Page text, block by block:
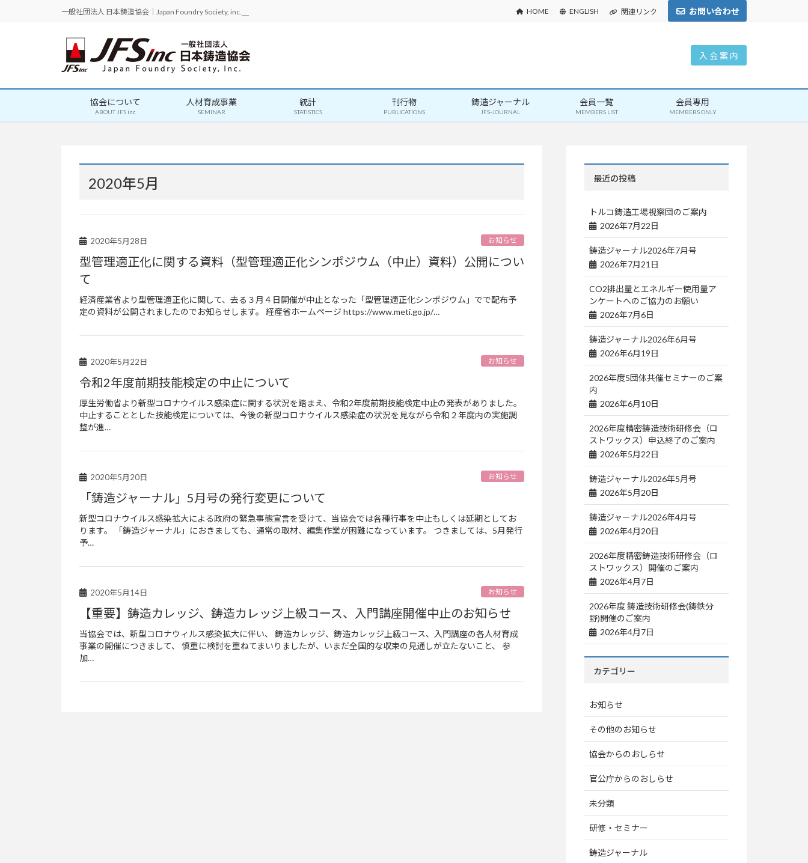
一般社団法人 日本鋳造協会｜Japan Foundry Society, inc.＿ HOME ENGLISH 関連リンク お問い合わせ
入 会 案 内
協会について
ABOUT JFS inc.
人材育成事業
SEMINAR
統計
STATISTICS
刊行物
PUBLICATIONS
鋳造ジャーナル
JFS-JOURNAL
会員一覧
MEMBERS LIST
会員専用
MEMBERS ONLY
2020年5月
2020年5月28日 お知らせ
型管理適正化に関する資料（型管理適正化シンポジウム（中止）資料）公開につい
て
経済産業省より型管理適正化に関して、去る３月４日開催が中止となった「型管理適正化シンポジウム」でで配布予
定の資料が公開されましたのでお知らせします。 経産省ホームページ https://www.meti.go.jp/…
2020年5月22日 お知らせ
令和2年度前期技能検定の中止について
厚生労働省より新型コロナウイルス感染症に関する状況を踏まえ、令和2年度前期技能検定中止の発表がありました。
中止することとした技能検定については、今後の新型コロナウイルス感染症の状況を見ながら令和２年度内の実施調
整が進…
2020年5月20日 お知らせ
「鋳造ジャーナル」5月号の発行変更について
新型コロナウイルス感染拡大による政府の緊急事態宣言を受けて、当協会では各種行事を中止もしくは延期としてお
ります。 「鋳造ジャーナル」におきましても、通常の取材、編集作業が困難になっています。 つきましては、5月発行
予…
2020年5月14日 お知らせ
【重要】鋳造カレッジ、鋳造カレッジ上級コース、入門講座開催中止のお知らせ
当協会では、新型コロナウィルス感染拡大に伴い、 鋳造カレッジ、鋳造カレッジ上級コース、入門講座の各人材育成
事業の開催につきまして、 慎重に検討を重ねてまいりましたが、いまだ全国的な収束の見通しが立たないこと、 参
加…
最近の投稿
トルコ鋳造工場視察団のご案内
2026年7月22日
鋳造ジャーナル2026年7月号
2026年7月21日
CO2排出量とエネルギー使用量ア
ンケートへのご協力のお願い
2026年7月6日
鋳造ジャーナル2026年6月号
2026年6月19日
2026年度5団体共催セミナーのご案
内
2026年6月10日
2026年度精密鋳造技術研修会（ロ
ストワックス）申込終了のご案内
2026年5月22日
鋳造ジャーナル2026年5月号
2026年5月20日
鋳造ジャーナル2026年4月号
2026年4月20日
2026年度精密鋳造技術研修会（ロ
ストワックス）開催のご案内
2026年4月7日
2026年度 鋳造技術研修会(鋳鉄分
野)開催のご案内
2026年4月7日
カテゴリー
お知らせ
その他のお知らせ
協会からのおしらせ
官公庁からのおしらせ
未分類
研修・セミナー
鋳造ジャーナル